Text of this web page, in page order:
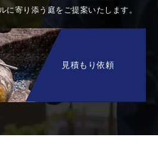
に寄り添う庭をご提案いたします。
見積もり依頼